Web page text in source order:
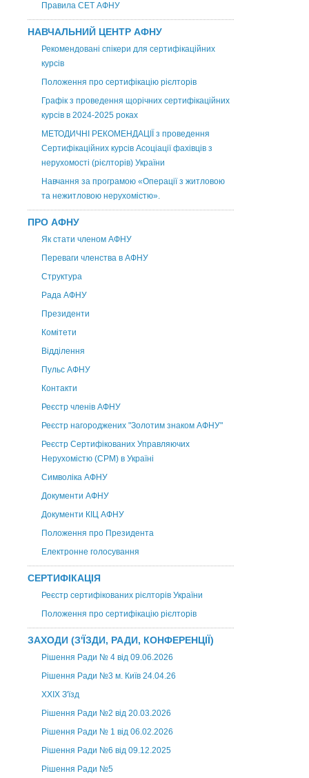
Правила СЕТ АФНУ
НАВЧАЛЬНИЙ ЦЕНТР АФНУ
Рекомендовані спікери для сертифікаційних
курсів
Положення про сертифікацію рієлторів
Графік з проведення щорічних сертифікаційних
курсів в 2024-2025 роках
МЕТОДИЧНІ РЕКОМЕНДАЦІЇ з проведення
Сертифікаційних курсів Асоціації фахівців з
нерухомості (рієлторів) України
Навчання за програмою «Операції з житловою
та нежитловою нерухомістю».
ПРО АФНУ
Як стати членом АФНУ
Переваги членства в АФНУ
Структура
Рада АФНУ
Президенти
Комітети
Відділення
Пульс АФНУ
Контакти
Реєстр членів АФНУ
Реєстр нагороджених "Золотим знаком АФНУ"
Реєстр Сертифікованих Управляючих
Нерухомістю (CPM) в Україні
Символіка АФНУ
Документи АФНУ
Документи КІЦ АФНУ
Положення про Президента
Електронне голосування
СЕРТИФІКАЦІЯ
Реєстр сертифікованих рієлторів України
Положення про сертифікацію рієлторів
ЗАХОДИ (З'ЇЗДИ, РАДИ, КОНФЕРЕНЦІЇ)
Рішення Ради № 4 від 09.06.2026
Рішення Ради №3 м. Київ 24.04.26
XXІХ З'їзд
Рішення Ради №2 від 20.03.2026
Рішення Ради № 1 від 06.02.2026
Рішення Ради №6 від 09.12.2025
Рішення Ради №5